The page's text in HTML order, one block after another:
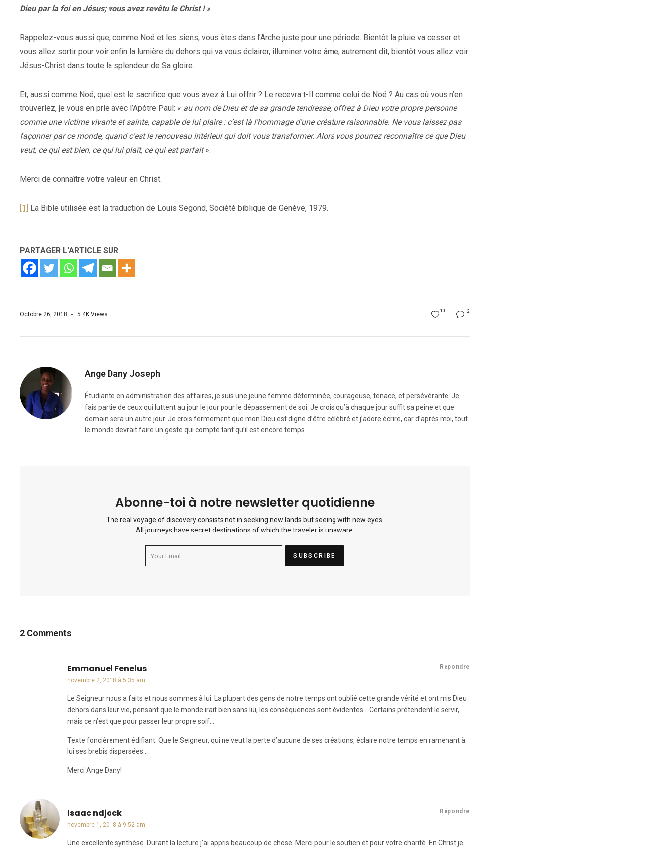
Dieu par la foi en Jésus; vous avez revêtu le Christ ! »
Rappelez-vous aussi que, comme Noé et les siens, vous êtes dans l’Arche juste pour une période. Bientôt la pluie va cesser et
vous allez sortir pour voir enfin la lumière du dehors qui va vous éclairer, illuminer votre âme; autrement dit, bientôt vous allez voir
Jésus-Christ dans toute la splendeur de Sa gloire.
Et, aussi comme Noé, quel est le sacrifice que vous avez à Lui offrir ? Le recevra t-Il comme celui de Noé ? Au cas où vous n’en
trouveriez, je vous en prie avec l’Apôtre Paul: « au nom de Dieu et de sa grande tendresse, offrez à Dieu votre propre personne
comme une victime vivante et sainte, capable de lui plaire : c’est là l’hommage d’une créature raisonnable. Ne vous laissez pas
façonner par ce monde, quand c’est le renouveau intérieur qui doit vous transformer. Alors vous pourrez reconnaître ce que Dieu
veut, ce qui est bien, ce qui lui plaît, ce qui est parfait».
Merci de connaître votre valeur en Christ.
[1] La Bible utilisée est la traduction de Louis Segond, Société biblique de Genève, 1979.
PARTAGER L'ARTICLE SUR
Octobre 26, 2018 5.4K Views 2
10
Ange Dany Joseph
Étudiante en administration des affaires, je suis une jeune femme déterminée, courageuse, tenace, et persévérante. Je
fais partie de ceux qui luttent au jour le jour pour le dépassement de soi. Je crois qu’à chaque jour suffit sa peine et que
demain sera un autre jour. Je crois fermement que mon Dieu est digne d’être célébré et j’adore écrire, car d’après moi, tout
le monde devrait faire un geste qui compte tant qu’il est encore temps.
Abonne-toi à notre newsletter quotidienne
The real voyage of discovery consists not in seeking new lands but seeing with new eyes.
All journeys have secret destinations of which the traveler is unaware.
2 Comments
Emmanuel Fenelusdit :
novembre 2, 2018 à 5:35 am
Le Seigneur nous a faits et nous sommes à lui. La plupart des gens de notre temps ont oublié cette grande vérité et ont mis Dieu
dehors dans leur vie, pensant que le monde irait bien sans lui, les conséquences sont évidentes… Certains prétendent le servir,
mais ce n’est que pour passer leur propre soif…
Texte foncièrement édifiant. Que le Seigneur, qui ne veut la perte d’aucune de ses créations, éclaire notre temps en ramenant à
lui ses brebis dispersées…
Merci Ange Dany!
Répondre
Isaac ndjockdit :
novembre 1, 2018 à 9:52 am
Une excellente synthèse. Durant la lecture j’ai appris beaucoup de chose. Merci pour le soutien et pour votre charité. En Christ je
Répondre